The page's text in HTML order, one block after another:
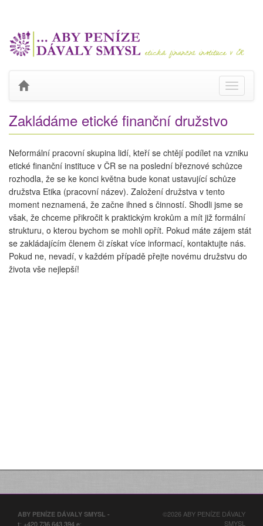
Toggle
Zakládáme etické finanční družstvo
Neformální pracovní skupina lidí, kteří se chtějí podílet na vzniku
etické finanční instituce v ČR se na poslední březnové schůzce
rozhodla, že se ke konci května bude konat ustavující schůze
družstva Etika (pracovní název). Založení družstva v tento
moment neznamená, že začne ihned s činností. Shodli jsme se
však, že chceme přikročit k praktickým krokům a mít již formální
strukturu, o kterou bychom se mohli opřít. Pokud máte zájem stát
se zakládajícím členem či získat více informací, kontaktujte nás.
Pokud ne, nevadí, v každém případě přejte novému družstvu do
života vše nejlepší!
ABY PENÍZE DÁVALY SMYSL -
t: +420 736 643 394 e:
©2026 ABY PENÍZE DÁVALY
SMYSL